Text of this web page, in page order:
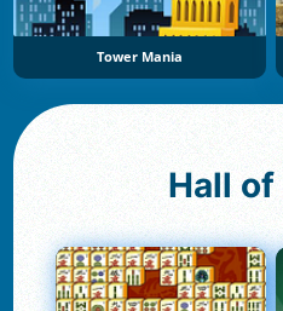
Tower Mania
Hall of